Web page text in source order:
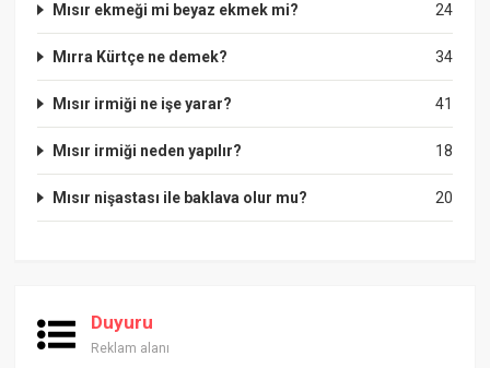
24
Mısır ekmeği mi beyaz ekmek mi?
34
Mırra Kürtçe ne demek?
41
Mısır irmiği ne işe yarar?
18
Mısır irmiği neden yapılır?
20
Mısır nişastası ile baklava olur mu?
Duyuru
Reklam alanı